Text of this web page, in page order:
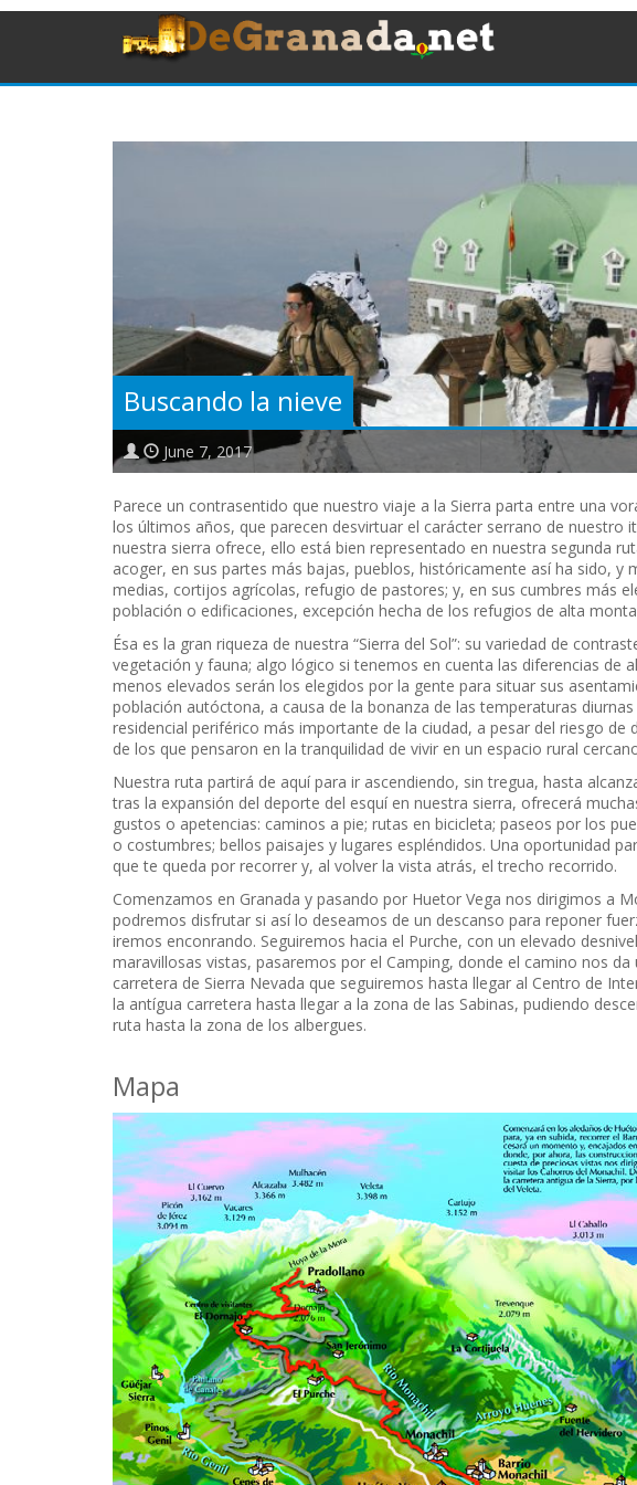
Buscando la nieve
June 7, 2017
Parece un contrasentido que nuestro viaje a la Sierra parta entre una
los últimos años, que parecen desvirtuar el carácter serrano de nuestro
nuestra sierra ofrece, ello está bien representado en nuestra segunda
acoger, en sus partes más bajas, pueblos, históricamente así ha sido, y
medias, cortijos agrícolas, refugio de pastores; y, en sus cumbres más
población o edificaciones, excepción hecha de los refugios de alta
Ésa es la gran riqueza de nuestra “Sierra del Sol”: su variedad de
vegetación y fauna; algo lógico si tenemos en cuenta las diferencias de
menos elevados serán los elegidos por la gente para situar sus
población autóctona, a causa de la bonanza de las temperaturas
residencial periférico más importante de la ciudad, a pesar del riesgo de
de los que pensaron en la tranquilidad de vivir en un espacio rural
Nuestra ruta partirá de aquí para ir ascendiendo, sin tregua, hasta
tras la expansión del deporte del esquí en nuestra sierra, ofrecerá
gustos o apetencias: caminos a pie; rutas en bicicleta; paseos por los
o costumbres; bellos paisajes y lugares espléndidos. Una oportunidad
que te queda por recorrer y, al volver la vista atrás, el trecho recorrido.
Comenzamos en Granada y pasando por Huetor Vega nos dirigimos a
podremos disfrutar si así lo deseamos de un descanso para reponer
iremos enconrando. Seguiremos hacia el Purche, con un elevado
maravillosas vistas, pasaremos por el Camping, donde el camino nos
carretera de Sierra Nevada que seguiremos hasta llegar al Centro de
la antígua carretera hasta llegar a la zona de las Sabinas, pudiendo
ruta hasta la zona de los albergues.
Mapa